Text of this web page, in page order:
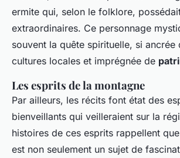
ermite qui, selon le folklore,
extraordinaires. Ce personnage
souvent la quête spirituelle, si ancrée
cultures locales et imprégnée de
Les esprits de la montagne
Par ailleurs, les récits font état des
bienveillants qui veilleraient sur la
histoires de ces esprits rappellent
est non seulement un sujet de